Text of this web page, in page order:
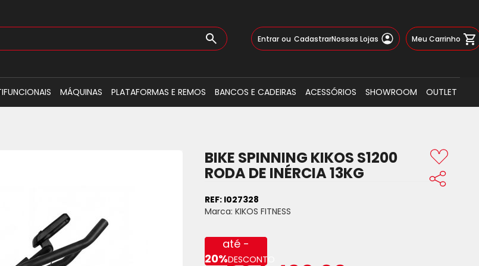
Pular
para
Entrar CadastrarNossas Lojas Meu Carrinho
MÁQUINAS PLATAFORMAS E REMOS BANCOS E CADEIRAS ACESSÓRIOS SHOWROOM OUTLET
BIKE SPINNING KIKOS S1200
RODA DE INÉRCIA 13KG
REF: I027328
Marca: KIKOS FITNESS
até -
20%DESCONTO